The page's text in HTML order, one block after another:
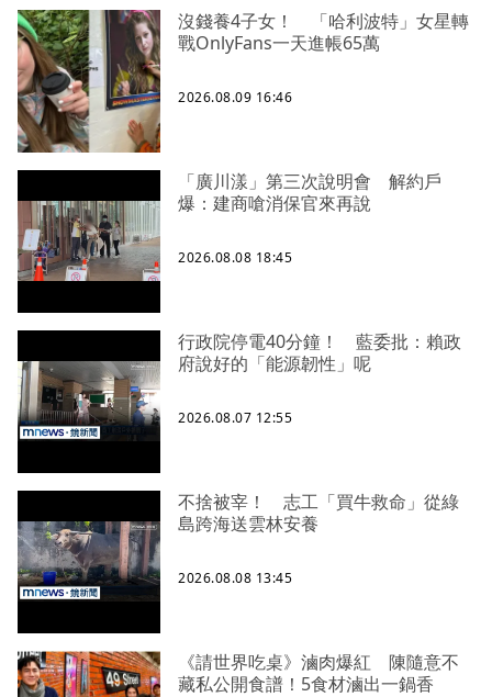
沒錢養4子女！ 「哈利波特」女星轉
戰OnlyFans一天進帳65萬
2026.08.09 16:46
「廣川漾」第三次說明會 解約戶
爆：建商嗆消保官來再說
2026.08.08 18:45
行政院停電40分鐘！ 藍委批：賴政
府說好的「能源韌性」呢
2026.08.07 12:55
不捨被宰！ 志工「買牛救命」從綠
島跨海送雲林安養
2026.08.08 13:45
《請世界吃桌》滷肉爆紅 陳隨意不
藏私公開食譜！5食材滷出一鍋香